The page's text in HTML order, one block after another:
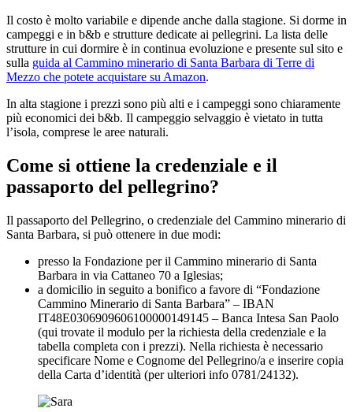
Il costo è molto variabile e dipende anche dalla stagione. Si dorme in
campeggi e in b&b e strutture dedicate ai pellegrini. La lista delle
strutture in cui dormire è in continua evoluzione e presente sul sito e
sulla guida al Cammino minerario di Santa Barbara di Terre di
Mezzo che potete acquistare su Amazon.
In alta stagione i prezzi sono più alti e i campeggi sono chiaramente
più economici dei b&b. Il campeggio selvaggio è vietato in tutta
l’isola, comprese le aree naturali.
Come si ottiene la credenziale e il
passaporto del pellegrino?
Il passaporto del Pellegrino, o credenziale del Cammino minerario di
Santa Barbara, si può ottenere in due modi:
presso la Fondazione per il Cammino minerario di Santa
Barbara in via Cattaneo 70 a Iglesias;
a domicilio in seguito a bonifico a favore di “Fondazione
Cammino Minerario di Santa Barbara” – IBAN
IT48E0306909606100000149145 – Banca Intesa San Paolo
(qui trovate il modulo per la richiesta della credenziale e la
tabella completa con i prezzi). Nella richiesta è necessario
specificare Nome e Cognome del Pellegrino/a e inserire copia
della Carta d’identità (per ulteriori info 0781/24132).